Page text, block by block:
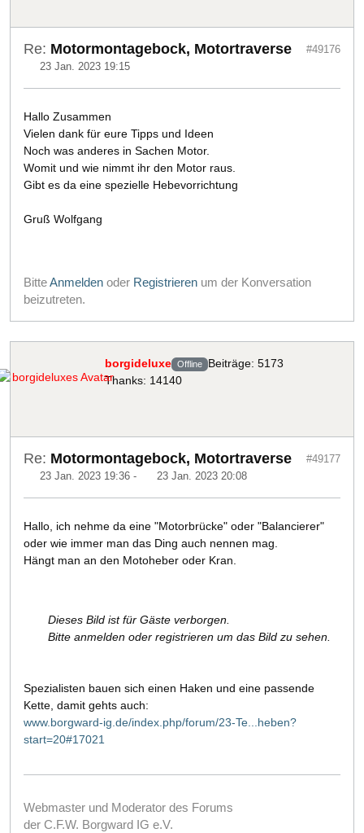
Re: Motormontagebock, Motortraverse
23 Jan. 2023 19:15
#49176
Hallo Zusammen
Vielen dank für eure Tipps und Ideen
Noch was anderes in Sachen Motor.
Womit und wie nimmt ihr den Motor raus.
Gibt es da eine spezielle Hebevorrichtung
Gruß Wolfgang
BitteAnmelden oder Registrieren um der Konversation
beizutreten.
borgideluxe Offline Beiträge: 5173
Thanks: 14140
Re: Motormontagebock, Motortraverse
23 Jan. 2023 19:36 - 23 Jan. 2023 20:08
#49177
Hallo, ich nehme da eine "Motorbrücke" oder "Balancierer"
oder wie immer man das Ding auch nennen mag.
Hängt man an den Motoheber oder Kran.
Dieses Bild ist für Gäste verborgen.
Bitte anmelden oder registrieren um das Bild zu sehen.
Spezialisten bauen sich einen Haken und eine passende
Kette, damit gehts auch:
www.borgward-ig.de/index.php/forum/23-Te...heben?
start=20#17021
Webmaster und Moderator des Forums
der C.F.W. Borgward IG e.V.